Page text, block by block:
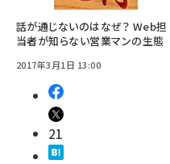
話が通じないのはなぜ？ Web担
当者が知らない営業マンの生態
2017年3月1日 13:00
21